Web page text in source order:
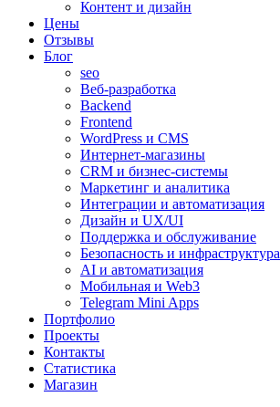
Контент и дизайн
Цены
Отзывы
Блог
seo
Веб-разработка
Backend
Frontend
WordPress и CMS
Интернет-магазины
CRM и бизнес-системы
Маркетинг и аналитика
Интеграции и автоматизация
Дизайн и UX/UI
Поддержка и обслуживание
Безопасность и инфраструктура
AI и автоматизация
Мобильная и Web3
Telegram Mini Apps
Портфолио
Проекты
Контакты
Статистика
Магазин